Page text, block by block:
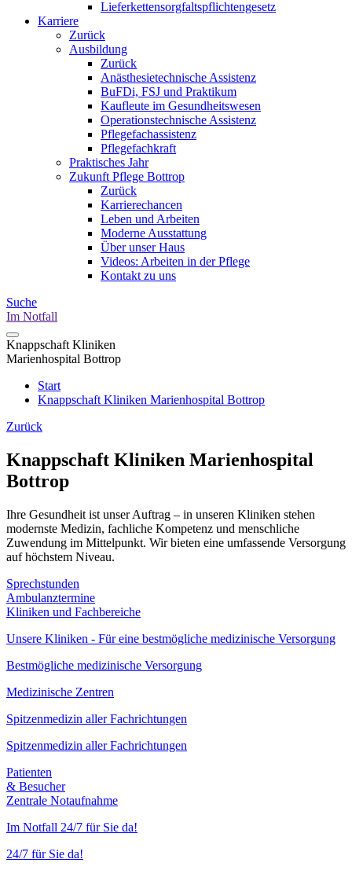
Lieferkettensorgfaltspflichtengesetz
Karriere
Zurück
Ausbildung
Zurück
Anästhesietechnische Assistenz
BuFDi, FSJ und Praktikum
Kaufleute im Gesundheitswesen
Operationstechnische Assistenz
Pflegefachassistenz
Pflegefachkraft
Praktisches Jahr
Zukunft Pflege Bottrop
Zurück
Karrierechancen
Leben und Arbeiten
Moderne Ausstattung
Über unser Haus
Videos: Arbeiten in der Pflege
Kontakt zu uns
Suche
Im Notfall
Knappschaft Kliniken
Marienhospital Bottrop
Start
Knappschaft Kliniken Marienhospital Bottrop
Zurück
Knappschaft Kliniken Marienhospital
Bottrop
Ihre Gesundheit ist unser Auftrag – in unseren Kliniken stehen
modernste Medizin, fachliche Kompetenz und menschliche
Zuwendung im Mittelpunkt. Wir bieten eine umfassende Versorgung
auf höchstem Niveau.
Sprechstunden
Ambulanztermine
Kliniken und Fachbereiche
Unsere Kliniken - Für eine bestmögliche medizinische Versorgung
Bestmögliche medizinische Versorgung
Medizinische Zentren
Spitzenmedizin aller Fachrichtungen
Spitzenmedizin aller Fachrichtungen
Patienten
& Besucher
Zentrale Notaufnahme
Im Notfall 24/7 für Sie da!
24/7 für Sie da!